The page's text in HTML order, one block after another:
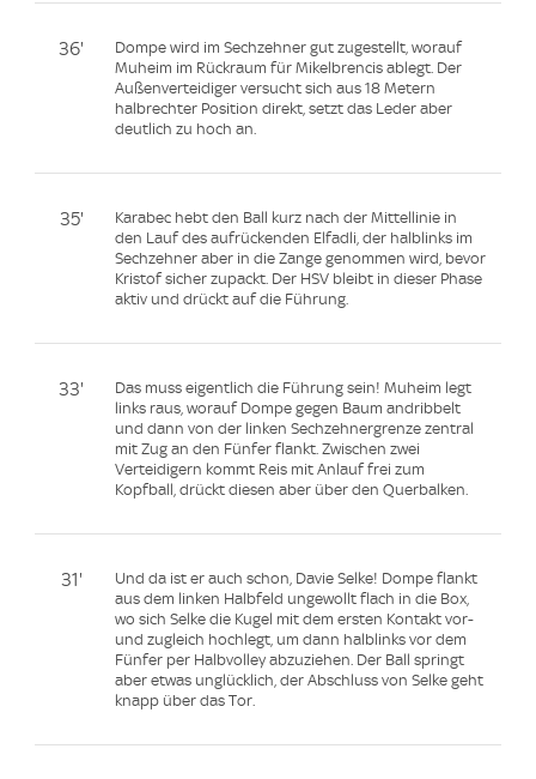
36'
Dompe wird im Sechzehner gut zugestellt, worauf
Muheim im Rückraum für Mikelbrencis ablegt. Der
Außenverteidiger versucht sich aus 18 Metern
halbrechter Position direkt, setzt das Leder aber
deutlich zu hoch an.
35'
Karabec hebt den Ball kurz nach der Mittellinie in
den Lauf des aufrückenden Elfadli, der halblinks im
Sechzehner aber in die Zange genommen wird, bevor
Kristof sicher zupackt. Der HSV bleibt in dieser Phase
aktiv und drückt auf die Führung.
33'
Das muss eigentlich die Führung sein! Muheim legt
links raus, worauf Dompe gegen Baum andribbelt
und dann von der linken Sechzehnergrenze zentral
mit Zug an den Fünfer flankt. Zwischen zwei
Verteidigern kommt Reis mit Anlauf frei zum
Kopfball, drückt diesen aber über den Querbalken.
31'
Und da ist er auch schon, Davie Selke! Dompe flankt
aus dem linken Halbfeld ungewollt flach in die Box,
wo sich Selke die Kugel mit dem ersten Kontakt vor-
und zugleich hochlegt, um dann halblinks vor dem
Fünfer per Halbvolley abzuziehen. Der Ball springt
aber etwas unglücklich, der Abschluss von Selke geht
knapp über das Tor.